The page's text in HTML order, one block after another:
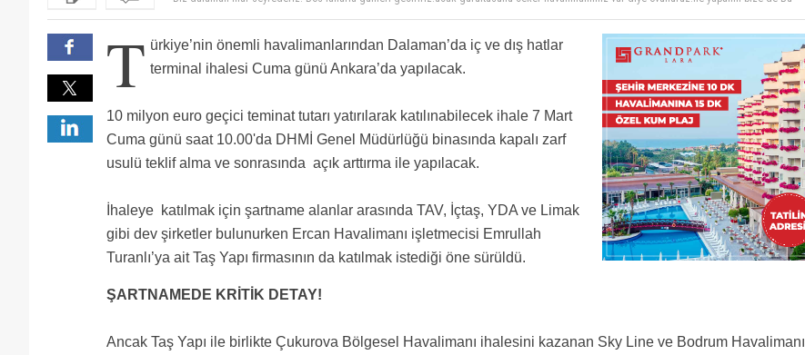
Tav alsın izmirde yaptığı terminalin benzerini yaparsa muhteşem olur
Arkadasa katiliyorum yda kimseye yedirmez simdiden hayirli olsun
Her horoz kendi coplugunde oter,YDA simdilik dalamanin sahibi...Sabiha Gokcende de Habom bitti,2.pistle 2.horoz olacak.
Ey DHMİ yetkilileri 500 metrekarelik terminal binasına sahip Kahramanmaraş hariç yenilenmedik havalimanı bırakmadınız. Maksadınız ne
bilmiyoruz ama üç dönemdir hükümete en fazla desteği veren bu şehre mevcut havalimanı yakışmıyor...
Kim alırsa alsın şirketler paralarını nasıl olsa kazanır,önemli olan şu anda orada çalışan personel..İhale personel için hayırlı olsun,alan şirket
İHALE TAV IN DİGERLERİNE GEÇMİŞ OLSUN
Biz dalaman lilar seyrederiz. Bos laflarla gunleri geciririz.ucak gurultusunu ceker havalimanimiz var diye ovunuruz.ne yapalim bize de Bu
yakisir Boyle saca boyle tarak yakisir
T ürkiye’nin önemli havalimanlarından Dalaman’da iç ve dış hatlar
terminal ihalesi Cuma günü Ankara’da yapılacak.
10 milyon euro geçici teminat tutarı yatırılarak katılınabilecek ihale 7 Mart
Cuma günü saat 10.00'da DHMİ Genel Müdürlüğü binasında kapalı zarf
usulü teklif alma ve sonrasında açık arttırma ile yapılacak.
İhaleye katılmak için şartname alanlar arasında TAV, İçtaş, YDA ve Limak
gibi dev şirketler bulunurken Ercan Havalimanı işletmecisi Emrullah
Turanlı’ya ait Taş Yapı firmasının da katılmak istediği öne sürüldü.
ŞARTNAMEDE KRİTİK DETAY!
Ancak Taş Yapı ile birlikte Çukurova Bölgesel Havalimanı ihalesini kazanan Sky Line ve Bodrum Havalimanı